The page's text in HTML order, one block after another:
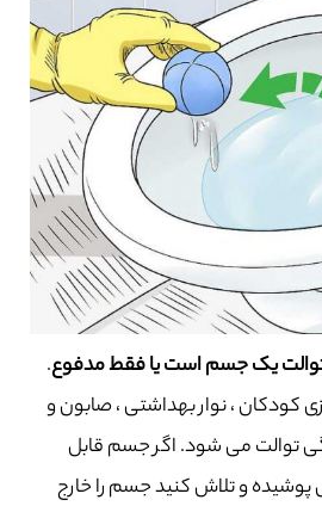
توالت یک جسم است یا فقط مدفوع.
کودکان ، نوار بهداشتی ، صابون و
توالت می شود. اگر جسم قابل
و تلاش کنید جسم را خارج